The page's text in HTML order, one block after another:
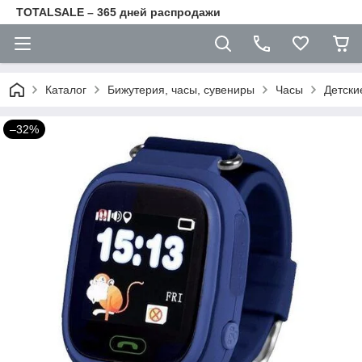
TOTALSALE – 365 дней распродажи
Каталог Бижутерия, часы, сувениры Часы
–32%